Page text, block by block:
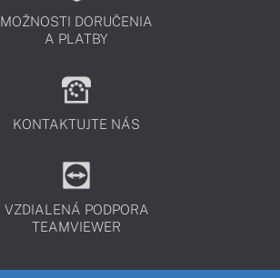
MOŽNOSTI DORUČENIA
A PLATBY
KONTAKTUJTE NÁS
VZDIALENÁ PODPORA
TEAMVIEWER